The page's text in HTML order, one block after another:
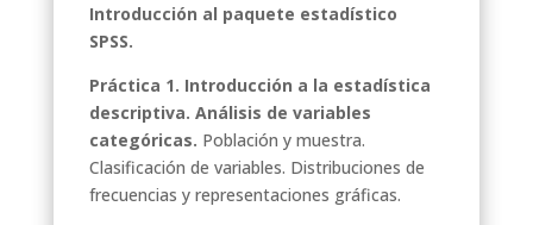
Introducción al paquete estadístico
SPSS.
Práctica 1. Introducción a la estadística
descriptiva. Análisis de variables
categóricas. Población y muestra.
Clasificación de variables. Distribuciones de
frecuencias y representaciones gráficas.